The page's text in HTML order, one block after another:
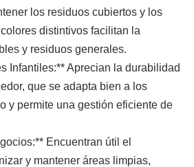
los residuos cubiertos y los
distintivos facilitan la
y residuos generales.
Infantiles:** Aprecian la durabilidad
que se adapta bien a los
y permite una gestión eficiente de
Encuentran útil el
y mantener áreas limpias,